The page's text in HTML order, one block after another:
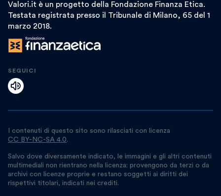
Valori.it è un progetto della Fondazione Finanza Etica.
Testata registrata presso il Tribunale di Milano, 65 del 1
marzo 2018.
SEGUICI
I contenuti di questo sito sono rilasciati con licenza
CC BY-NC-SA 4.0.
Salvo dove diversamente indicato, le immagini e gli altri contenuti
multimediali non rientrano nella licenza: provengono da terzi o da
archivi con licenze proprie e restano soggetti ai diritti dei
rispettivi titolari, indicati nei crediti.